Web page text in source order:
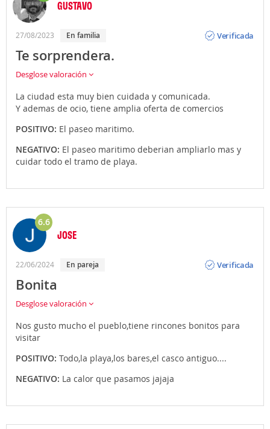
GUSTAVO
27/08/2023 En familia
Verificada
Te sorprendera.
Desglose valoración
La ciudad esta muy bien cuidada y comunicada.
Y ademas de ocio, tiene amplia oferta de comercios
POSITIVO: El paseo maritimo.
NEGATIVO: El paseo maritimo deberian ampliarlo mas y
cuidar todo el tramo de playa.
6.6
JOSE
22/06/2024 En pareja
Verificada
Bonita
Desglose valoración
Nos gusto mucho el pueblo,tiene rincones bonitos para
visitar
POSITIVO: Todo,la playa,los bares,el casco antiguo....
NEGATIVO: La calor que pasamos jajaja